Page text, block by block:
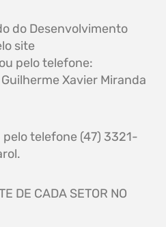
do Desenvolvimento
site
ou pelo telefone:
Xavier Miranda
telefone (47) 3321-
DE CADA SETOR NO